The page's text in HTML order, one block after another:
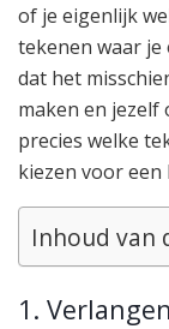
of je eigenlijk
tekenen waar
dat het
maken en jezelf
precies welke
kiezen voor een
Inhoud van
1.